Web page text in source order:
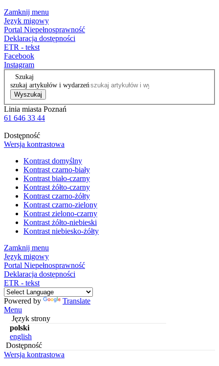
Zamknij menu
Język migowy
Portal Niepełnosprawność
Deklaracja dostępności
ETR - tekst
Facebook
Instagram
Szukaj
szukaj artykułów i wydarzeń
Wyszukaj
Linia miasta Poznań
61 646 33 44
Dostępność
Wersja kontrastowa
Kontrast domyślny
Kontrast czarno-biały
Kontrast biało-czarny
Kontrast żółto-czarny
Kontrast czarno-żółty
Kontrast czarno-zielony
Kontrast zielono-czarny
Kontrast żółto-niebieski
Kontrast niebiesko-żółty
Zamknij menu
Język migowy
Portal Niepełnosprawność
Deklaracja dostępności
ETR - tekst
Powered by
Translate
Menu
Język strony
polski
english
Dostępność
Wersja kontrastowa